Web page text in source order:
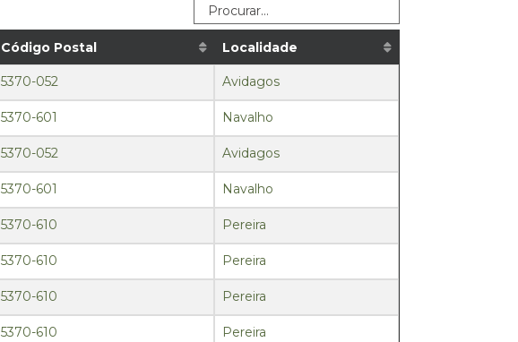
Código Postal Localidade
5370-052 Avidagos
5370-601 Navalho
5370-052 Avidagos
5370-601 Navalho
5370-610 Pereira
5370-610 Pereira
5370-610 Pereira
5370-610 Pereira